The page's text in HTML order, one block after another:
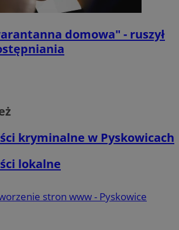
domowa" - ruszył
kryminalne w Pyskowicach
lokalne
stron www - Pyskowice